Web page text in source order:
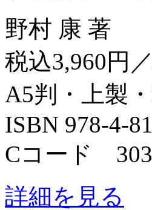
野村 康 著
税込3,960円
A5判・上製
ISBN 978-4-
Cコード
詳細を見る